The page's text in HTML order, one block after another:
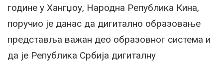
године у Хангџоу, Народна Република Кина,
поручио је данас да дигитално образовање
представља важан део образовног система и
да је Република Србија дигиталну